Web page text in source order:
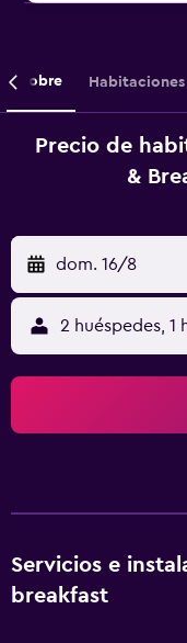
Sobre Habitaciones
Precio de
&
dom. 16/8
2 huéspedes, 1
Servicios e
breakfast